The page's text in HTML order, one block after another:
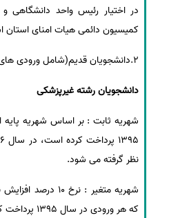
در اختیار رئیس واحد دانشگاهی
کمیسیون دائمی هیات امنای
2.دانشجویان قدیم(شامل ورودی های سال 1395 و ما قبل)
دانشجویان رشته غیرپزشکی
شهریه ثابت : بر اساس شهریه
نظر گرفته می شود.
شهریه متغیر : نرخ
که هر ورودی در سال 1395 پرداخت کرده است.